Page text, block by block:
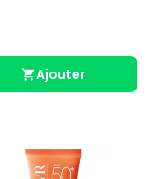
Ajouter